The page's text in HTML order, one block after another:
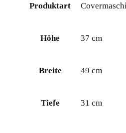
Produktart
Höhe 37 cm
Breite 49 cm
Tiefe 31 cm